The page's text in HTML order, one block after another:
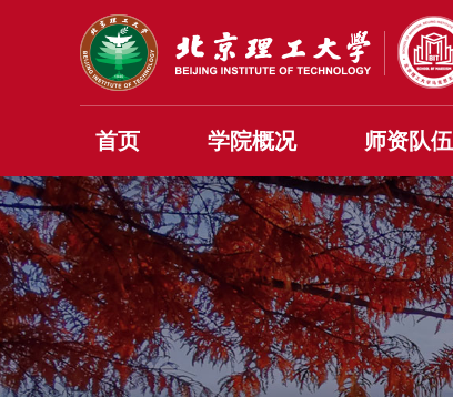
首页 学院概况 师资队伍